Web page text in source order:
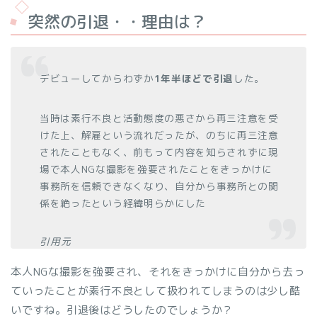
突然の引退・・理由は？
デビューしてからわずか1年半ほどで引退 した。
当時は素行不良と活動態度の悪さから再三注意を受
けた上、解雇という流れだったが、のちに再三注意
されたこともなく、前もって内容を知らされずに現
場で本人NGな撮影を強要されたことをきっかけに
事務所を信頼できなくなり、自分から事務所との関
係を絶ったという経緯明らかにした
引用元
本人NGな撮影を強要され、それをきっかけに自分から去っ
ていったことが素行不良として扱われてしまうのは少し酷
いですね。引退後はどうしたのでしょうか？